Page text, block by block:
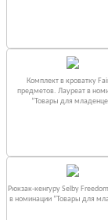
Комплект в кроватку
предметов. Лауреат в
“Товары для
Рюкзак-кенгуру Selby
в номинации “Товары для